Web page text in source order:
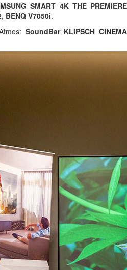
SMART 4K THE PREMIERE
BENQ V7050i.
SoundBar KLIPSCH CINEMA